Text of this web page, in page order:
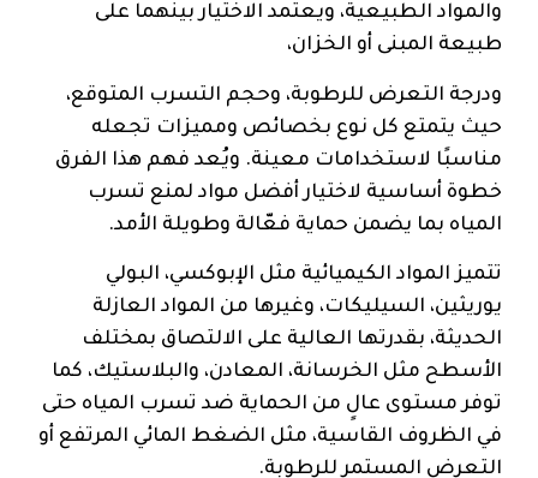
والمواد الطبيعية، ويعتمد الاختيار بينهما على
طبيعة المبنى أو الخزان،
ودرجة التعرض للرطوبة، وحجم التسرب المتوقع،
حيث يتمتع كل نوع بخصائص ومميزات تجعله
مناسبًا لاستخدامات معينة. ويُعد فهم هذا الفرق
خطوة أساسية لاختيار أفضل مواد لمنع تسرب
المياه بما يضمن حماية فعّالة وطويلة الأمد.
تتميز المواد الكيميائية مثل الإبوكسي، البولي
يوريثين، السيليكات، وغيرها من المواد العازلة
الحديثة، بقدرتها العالية على الالتصاق بمختلف
الأسطح مثل الخرسانة، المعادن، والبلاستيك، كما
توفر مستوى عالٍ من الحماية ضد تسرب المياه حتى
في الظروف القاسية، مثل الضغط المائي المرتفع أو
التعرض المستمر للرطوبة.